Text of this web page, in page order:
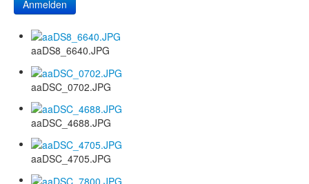
Anmelden
aaDS8_6640.JPG
aaDSC_0702.JPG
aaDSC_4688.JPG
aaDSC_4705.JPG